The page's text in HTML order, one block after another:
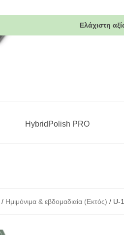
Ελάχιστη
HybridPolish PRO
/ Ημιμόνιμα & εβδομαδιαία (Εκτός) / U-